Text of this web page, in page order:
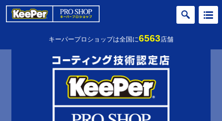
キーパープロショップは全国に6563店舗